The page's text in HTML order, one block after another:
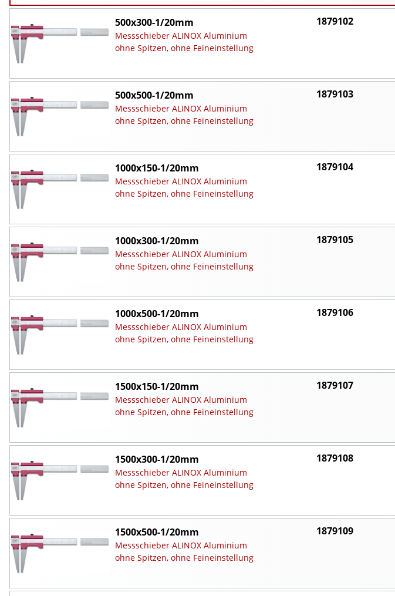
500x300-1/20mm
Messschieber ALINOX Aluminium
ohne Spitzen, ohne Feineinstellung
1879102
500x500-1/20mm
Messschieber ALINOX Aluminium
ohne Spitzen, ohne Feineinstellung
1879103
1000x150-1/20mm
Messschieber ALINOX Aluminium
ohne Spitzen, ohne Feineinstellung
1879104
1000x300-1/20mm
Messschieber ALINOX Aluminium
ohne Spitzen, ohne Feineinstellung
1879105
1000x500-1/20mm
Messschieber ALINOX Aluminium
ohne Spitzen, ohne Feineinstellung
1879106
1500x150-1/20mm
Messschieber ALINOX Aluminium
ohne Spitzen, ohne Feineinstellung
1879107
1500x300-1/20mm
Messschieber ALINOX Aluminium
ohne Spitzen, ohne Feineinstellung
1879108
1500x500-1/20mm
Messschieber ALINOX Aluminium
ohne Spitzen, ohne Feineinstellung
1879109